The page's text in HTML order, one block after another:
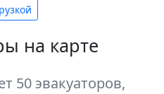
на карте
50 эвакуаторов,